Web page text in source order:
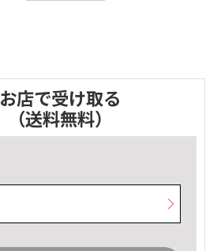
お店で受け取る
（送料無料）